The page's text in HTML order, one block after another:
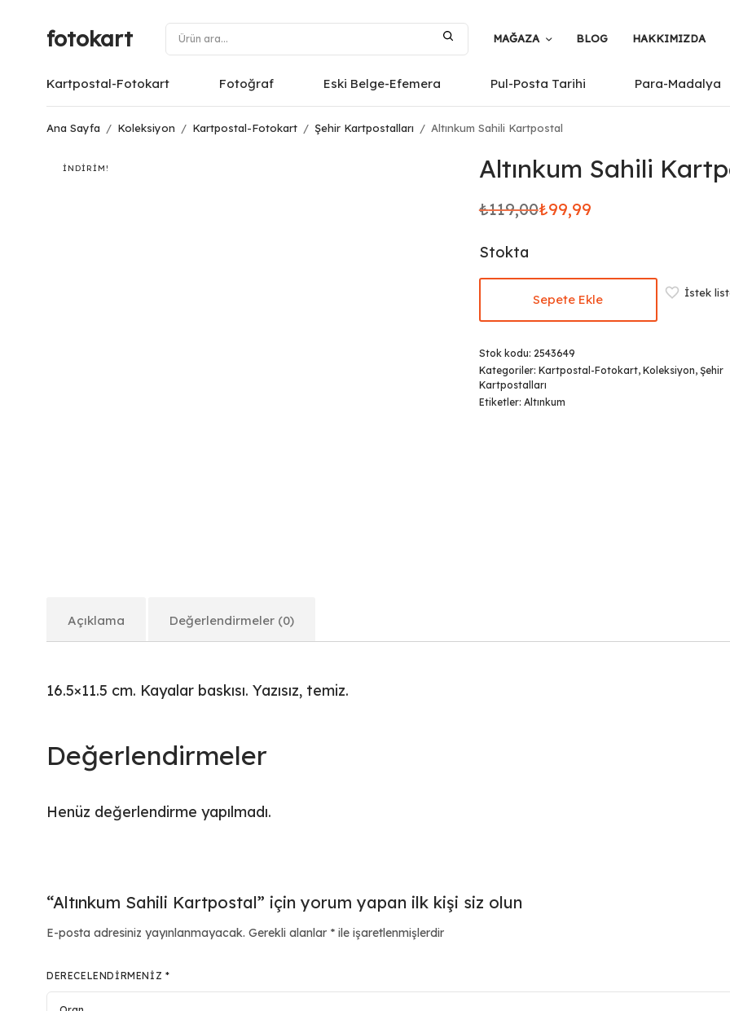
fotokart MAĞAZA BLOG HAKKIMIZDA
Kartpostal-Fotokart Fotoğraf Eski Belge-Efemera Pul-Posta Tarihi Para-Madalya
Ana Sayfa / Koleksiyon / Kartpostal-Fotokart / Şehir Kartpostalları / Altınkum Sahili Kartpostal
İNDIRIM! Altınkum Sahili
₺119,00
Orijinal
₺119,00.
₺99,99
Şu
fiyat:
₺99,99.
Stokta
Sepete Ekle İstek
Stok kodu: 2543649
Kategoriler: Kartpostal-Fotokart, Koleksiyon, Şehir
Kartpostalları
Etiketler: Altınkum
Açıklama Değerlendirmeler (0)
16.5×11.5 cm. Kayalar baskısı. Yazısız, temiz.
Değerlendirmeler
Henüz değerlendirme yapılmadı.
“Altınkum Sahili Kartpostal” için yorum yapan ilk kişi siz olun
E-posta adresiniz yayınlanmayacak. Gerekli alanlar * ile işaretlenmişlerdir
DERECELENDIRMENIZ *